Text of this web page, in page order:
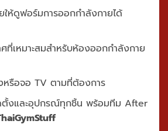
ให้ดูฟอร์มการออกกำลังกายได้
ศที่เหมาะสมสำหรับห้องออกกำลังกาย
หรือจอ TV ตามที่ต้องการ
ตั้งและอุปกรณ์ทุกชิ้น พร้อมทีม After